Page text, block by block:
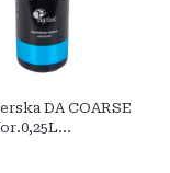
DA COARSE